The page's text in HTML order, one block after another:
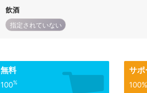
飲酒
指定されていない
無料
100%
サポ